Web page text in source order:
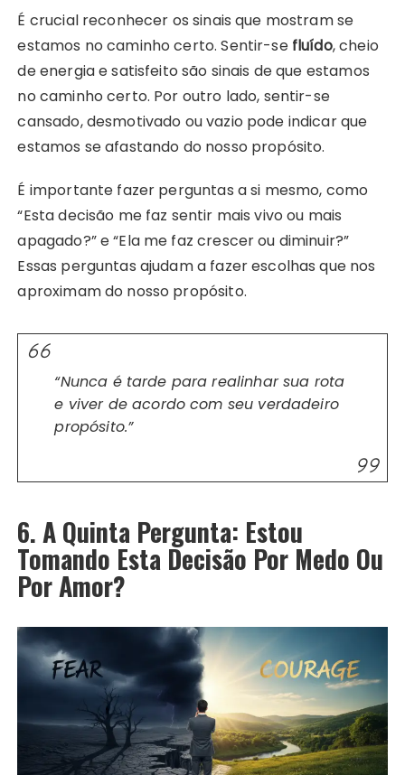
É crucial reconhecer os sinais que mostram se
estamos no caminho certo. Sentir-se fluído, cheio
de energia e satisfeito são sinais de que estamos
no caminho certo. Por outro lado, sentir-se
cansado, desmotivado ou vazio pode indicar que
estamos se afastando do nosso propósito.
É importante fazer perguntas a si mesmo, como
“Esta decisão me faz sentir mais vivo ou mais
apagado?” e “Ela me faz crescer ou diminuir?”
Essas perguntas ajudam a fazer escolhas que nos
aproximam do nosso propósito.
“Nunca é tarde para realinhar sua rota
e viver de acordo com seu verdadeiro
propósito.”
6. A Quinta Pergunta: Estou
Tomando Esta Decisão Por Medo Ou
Por Amor?